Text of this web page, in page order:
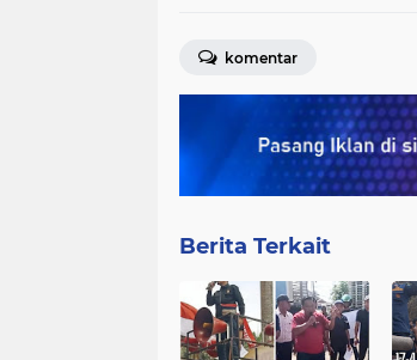
komentar
Berita Terkait